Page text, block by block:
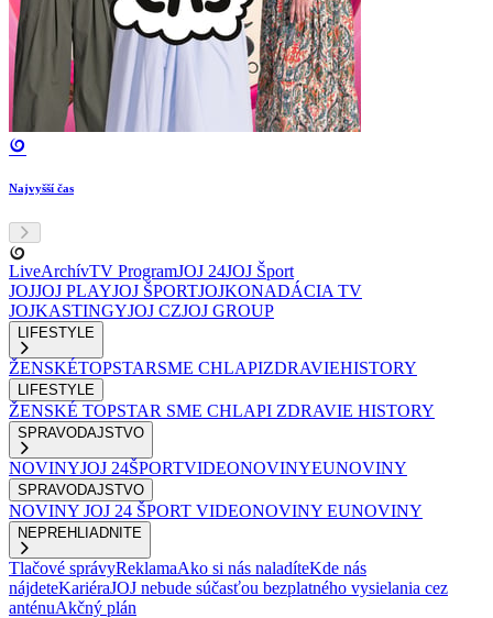
Najvyšší čas
LiveArchívTV ProgramJOJ 24JOJ Šport
JOJJOJ PLAYJOJ ŠPORTJOJKONADÁCIA TV
JOJKASTINGYJOJ CZJOJ GROUP
LIFESTYLE
ŽENSKÉTOPSTARSME CHLAPIZDRAVIEHISTORY
LIFESTYLE
ŽENSKÉ TOPSTAR SME CHLAPI ZDRAVIE HISTORY
SPRAVODAJSTVO
NOVINYJOJ 24ŠPORTVIDEONOVINYEUNOVINY
SPRAVODAJSTVO
NOVINY JOJ 24 ŠPORT VIDEONOVINY EUNOVINY
NEPREHLIADNITE
Tlačové správyReklamaAko si nás naladíteKde nás
nájdeteKariéraJOJ nebude súčasťou bezplatného vysielania cez
anténuAkčný plán